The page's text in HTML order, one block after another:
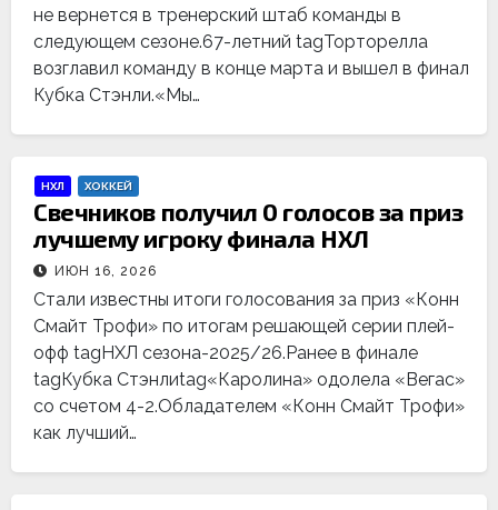
не вернется в тренерский штаб команды в
следующем сезоне.67-летний tagТорторелла
возглавил команду в конце марта и вышел в финал
Кубка Стэнли.«Мы…
НХЛ ХОККЕЙ
Свечников получил 0 голосов за приз
лучшему игроку финала НХЛ
ИЮН 16, 2026
Стали известны итоги голосования за приз «Конн
Смайт Трофи» по итогам решающей серии плей-
офф tagНХЛ сезона-2025/26.Ранее в финале
tagКубка Стэнлиtag«Каролина» одолела «Вегас»
со счетом 4-2.Обладателем «Конн Смайт Трофи»
как лучший…